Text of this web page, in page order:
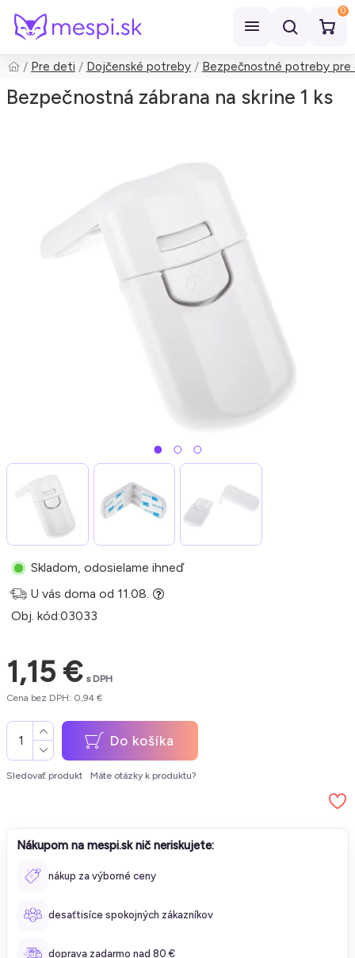
0
Hľadať
Pre deti Dojčenské potreby Bezpečnostné potreby pre
Bezpečnostná zábrana na skrine 1 ks
1,15 € s DPH
Cena bez DPH: 0,94 €
Skladom, odosielame ihneď
U vás doma od 11.08.
Obj. kód:03033
Do košíka
Sledovať produkt Máte otázky k produktu?
Nákupom na mespi.sk nič neriskujete:
nákup za výborné ceny
desaťtisíce spokojných zákazníkov
doprava zadarmo nad 80 €